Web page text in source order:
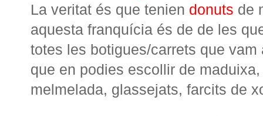
La veritat és que tenien donuts de
aquesta franquícia és de de les
totes les botigues/carrets que
que en podies escollir de
melmelada, glassejats, farcits de